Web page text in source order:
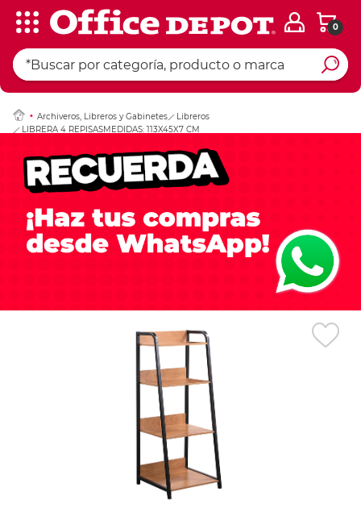
0
Archiveros, Libreros y Gabinetes
Libreros
LIBRERA 4 REPISASMEDIDAS: 113X45X7 CM
Ingresar Codigo